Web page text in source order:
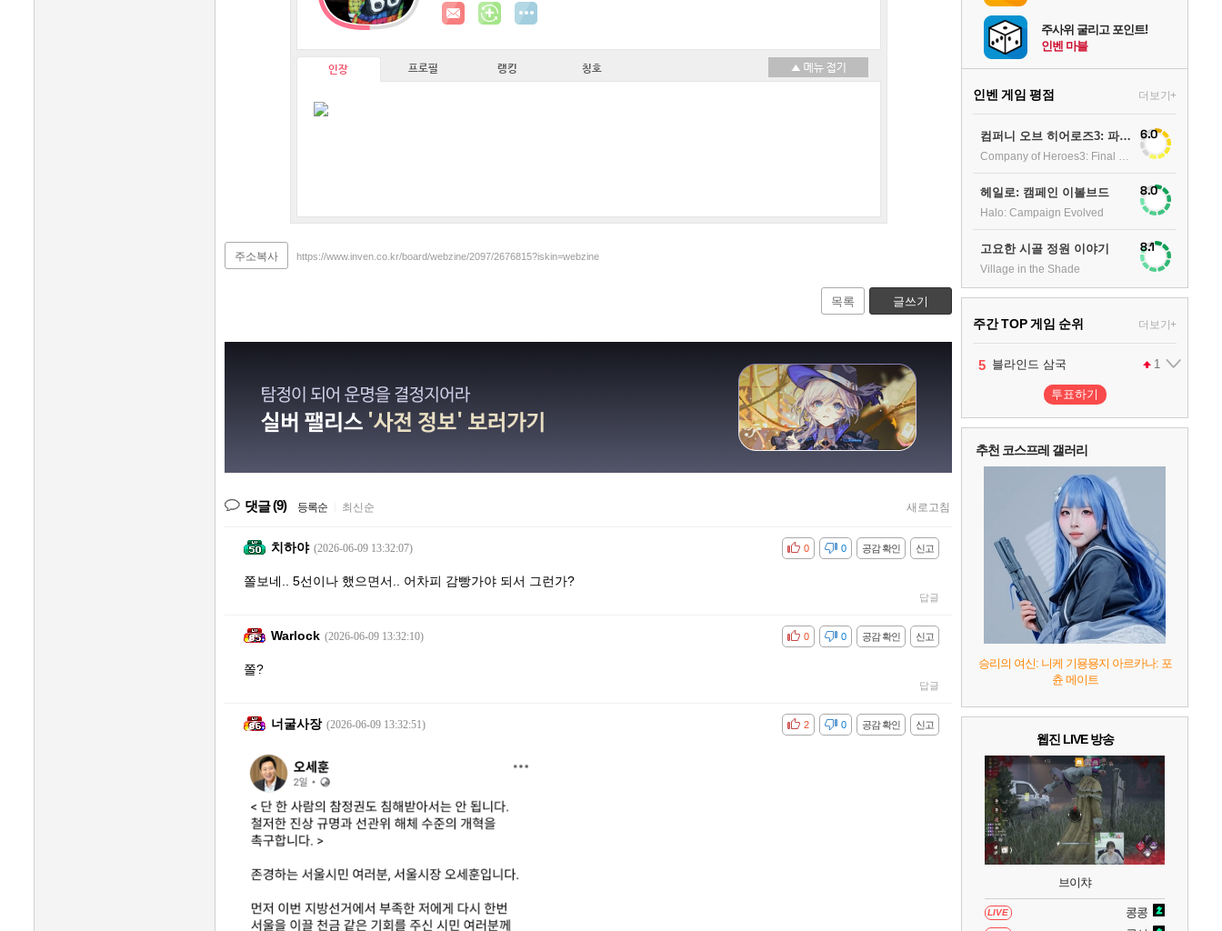
인장 프로필 랭킹 칭호
주소복사 https://www.inven.co.kr/board/webzine/2097/2676815?iskin=webzine
목록 글쓰기
댓글(9) 등록순 최신순 새로고침
치하야 (2026-06-09 13:32:07) 신고
공감 확인
비공감 0
0
쫄보네.. 5선이나 했으면서.. 어차피 감빵가야 되서 그런가?
답글
Warlock (2026-06-09 13:32:10) 신고
공감 확인
비공감 0
0
쫄?
답글
너굴사장 (2026-06-09 13:32:51) 신고
공감 확인
비공감 0
2
주사위 굴리고 포인트!
인벤 마블
인벤 게임 평점 더보기+
컴퍼니 오브 히어로즈3: 파이널 스탠드 6.0
헤일로: 캠페인 이볼브드
Halo: Campaign Evolved
8.0
고요한 시골 정원 이야기
Village in the Shade
8.1
주간 TOP 게임 순위 더보기+
1 팰월드
2 1
3 프로야구스피리츠2026 2
4 드래곤소드 : 어웨이크닝 2
5 블라인드 삼국 1
6 그랑블루 판타지 리링크 - 엔드리스 라그나로크 1
리듬 천국 미라클 스타즈
헤일로: 캠페인 이볼브드
캡틴 츠바사 2 월드 파이터즈
레고 배트맨: 레거시 오브 더 다크 나이트
투표하기
추천 코스프레 갤러리
승리의 여신: 니케 기묭묭지 아르카나: 포
츈 메이트
웹진 LIVE 방송
브이챠
LIVE 콩콩